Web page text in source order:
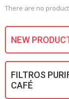
There are no
NEW
FILTROS
CAFÉ